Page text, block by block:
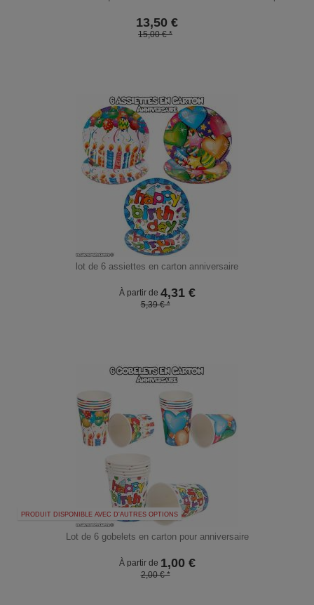
13,50 €
15,00 € *
lot de 6 assiettes en carton anniversaire
À partir de 4,31€
5,39 € *
PRODUIT DISPONIBLE AVEC D'AUTRES OPTIONS
Lot de 6 gobelets en carton pour anniversaire
À partir de 1,00€
2,00 € *